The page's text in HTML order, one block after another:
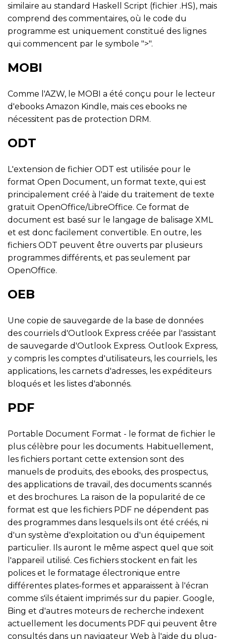
similaire au standard Haskell Script (fichier .HS), mais
comprend des commentaires, où le code du
programme est uniquement constitué des lignes
qui commencent par le symbole ">".
MOBI
Comme l'AZW, le MOBI a été conçu pour le lecteur
d'ebooks Amazon Kindle, mais ces ebooks ne
nécessitent pas de protection DRM.
ODT
L'extension de fichier ODT est utilisée pour le
format Open Document, un format texte, qui est
principalement créé à l'aide du traitement de texte
gratuit OpenOffice/LibreOffice. Ce format de
document est basé sur le langage de balisage XML
et est donc facilement convertible. En outre, les
fichiers ODT peuvent être ouverts par plusieurs
programmes différents, et pas seulement par
OpenOffice.
OEB
Une copie de sauvegarde de la base de données
des courriels d'Outlook Express créée par l'assistant
de sauvegarde d'Outlook Express. Outlook Express,
y compris les comptes d'utilisateurs, les courriels, les
applications, les carnets d'adresses, les expéditeurs
bloqués et les listes d'abonnés.
PDF
Portable Document Format - le format de fichier le
plus célèbre pour les documents. Habituellement,
les fichiers portant cette extension sont des
manuels de produits, des ebooks, des prospectus,
des applications de travail, des documents scannés
et des brochures. La raison de la popularité de ce
format est que les fichiers PDF ne dépendent pas
des programmes dans lesquels ils ont été créés, ni
d'un système d'exploitation ou d'un équipement
particulier. Ils auront le même aspect quel que soit
l'appareil utilisé. Ces fichiers stockent en fait les
polices et le formatage électronique entre
différentes plates-formes et apparaissent à l'écran
comme s'ils étaient imprimés sur du papier. Google,
Bing et d'autres moteurs de recherche indexent
actuellement les documents PDF qui peuvent être
consultés dans un navigateur Web à l'aide du plug-